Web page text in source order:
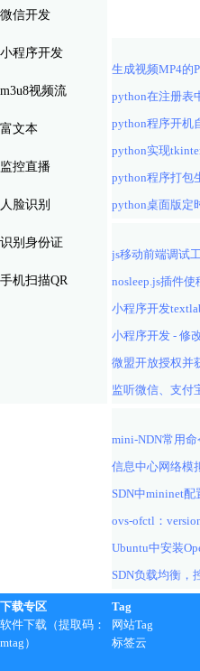
微信开发
小程序开发
m3u8视频流
富文本
监控直播
人脸识别
识别身份证
手机扫描QR
生成视频MP4的
python在注册表
python程序开机
python实现
python程序打包
python桌面版定
js移动前端调试
nosleep.js插件
小程序开发
小程序开发 - 修
微盟开放授权并
mini-NDN常用命
信息中心网络模
SDN中mininet
ovs-ofctl：
Ubuntu中安装
SDN负载均衡，
下载专区
软件下载（提取码：
mtag）
Tag
网站Tag
标签云